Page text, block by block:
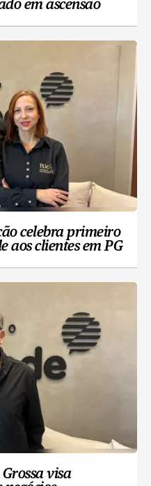
em ascensão
celebra primeiro
aos clientes em PG
visa